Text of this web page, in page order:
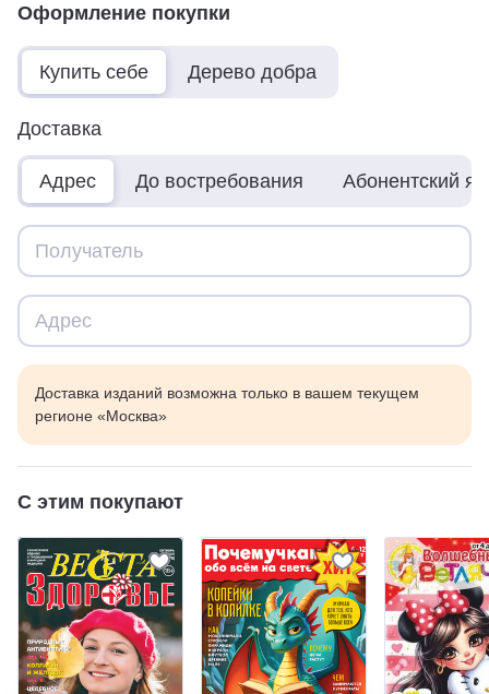
Оформление покупки
Купить себе Дерево добра
Доставка
Адрес До востребования Абонентский
Доставка изданий возможна только в вашем текущем
регионе «Москва»
С этим покупают